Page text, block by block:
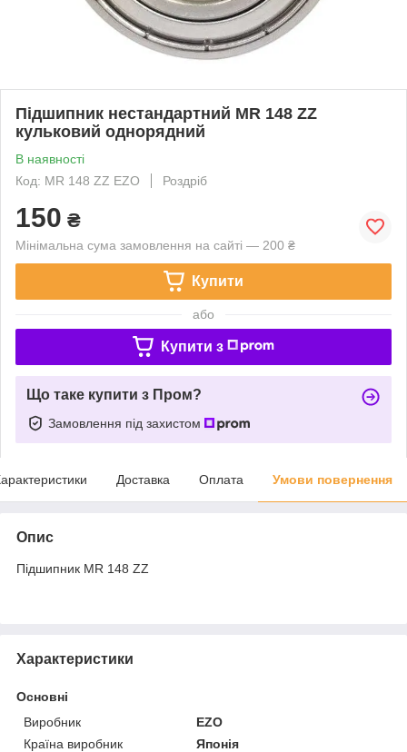
Підшипник нестандартний MR 148 ZZ
кульковий однорядний
В наявності
Код: MR 148 ZZ EZO
Роздріб
150 ₴
Мінімальна сума замовлення на сайті — 200 ₴
Купити
або
Купити з
Що таке купити з Пром?
Замовлення під захистом
Доставка Оплата Умови повернення
Опис
Підшипник MR 148 ZZ
Характеристики
Основні
Виробник
EZO
Країна виробник
Японія